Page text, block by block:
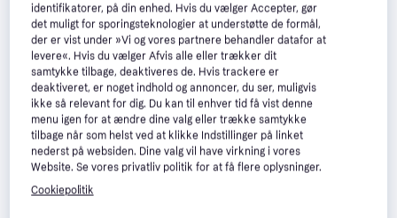
identifikatorer, på din enhed. Hvis du vælger Accepter, gør
det muligt for sporingsteknologier at understøtte de formål,
der er vist under »Vi og vores partnere behandler datafor at
levere«. Hvis du vælger Afvis alle eller trækker dit
samtykke tilbage, deaktiveres de. Hvis trackere er
deaktiveret, er noget indhold og annoncer, du ser, muligvis
ikke så relevant for dig. Du kan til enhver tid få vist denne
menu igen for at ændre dine valg eller trække samtykke
tilbage når som helst ved at klikke Indstillinger på linket
nederst på websiden. Dine valg vil have virkning i vores
Website. Se vores privatliv politik for at få flere oplysninger.
Cookiepolitik